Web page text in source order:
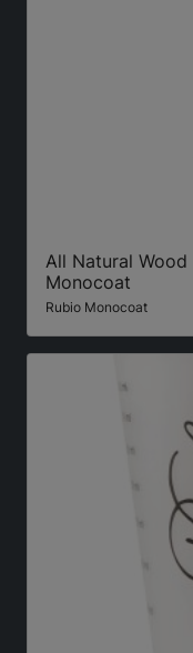
All Natural
Monocoat
Rubio Monocoat